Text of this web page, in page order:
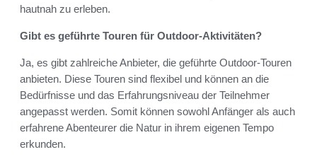
hautnah zu erleben.
Gibt es geführte Touren für Outdoor-Aktivitäten?
Ja, es gibt zahlreiche Anbieter, die geführte Outdoor-Touren
anbieten. Diese Touren sind flexibel und können an die
Bedürfnisse und das Erfahrungsniveau der Teilnehmer
angepasst werden. Somit können sowohl Anfänger als auch
erfahrene Abenteurer die Natur in ihrem eigenen Tempo
erkunden.